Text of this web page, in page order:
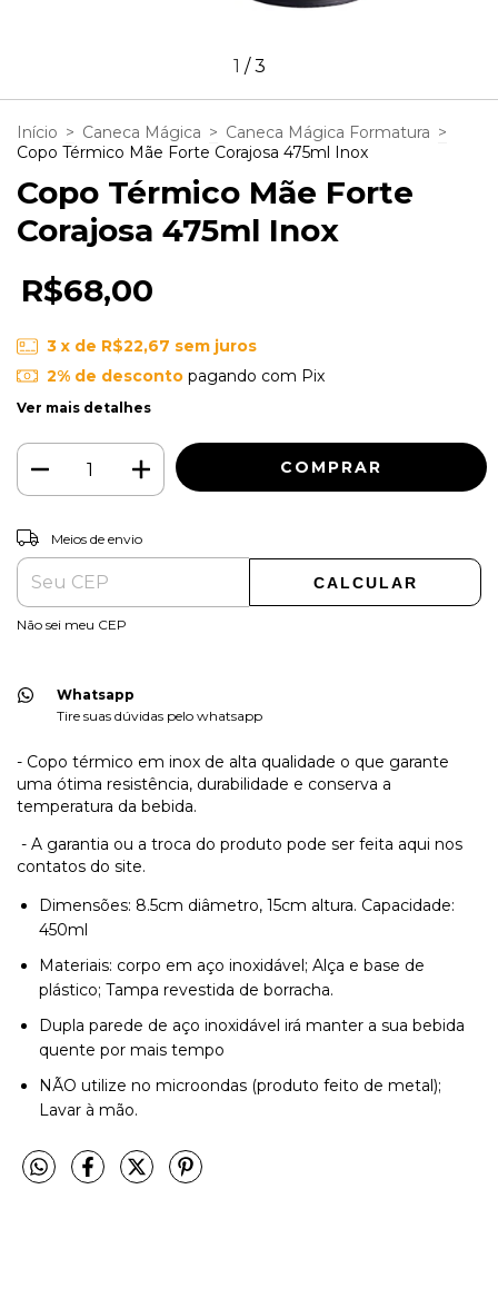
1 /3
Início > Caneca Mágica > Caneca Mágica Formatura >
Copo Térmico Mãe Forte Corajosa 475ml Inox
Copo Térmico Mãe Forte
Corajosa 475ml Inox
R$68,00
3 x de R$22,67 sem juros
2% de descontopagando com Pix
Ver mais detalhes
Entregas para o CEP:
Meios de envio
CALCULAR
Não sei meu CEP
Whatsapp
Tire suas dúvidas pelo whatsapp
- Copo térmico em inox de alta qualidade o que garante
uma ótima resistência, durabilidade e conserva a
temperatura da bebida.
- A garantia ou a troca do produto pode ser feita aqui nos
contatos do site.
Dimensões: 8.5cm diâmetro, 15cm altura. Capacidade:
450ml
Materiais: corpo em aço inoxidável; Alça e base de
plástico; Tampa revestida de borracha.
Dupla parede de aço inoxidável irá manter a sua bebida
quente por mais tempo
NÃO utilize no microondas (produto feito de metal);
Lavar à mão.